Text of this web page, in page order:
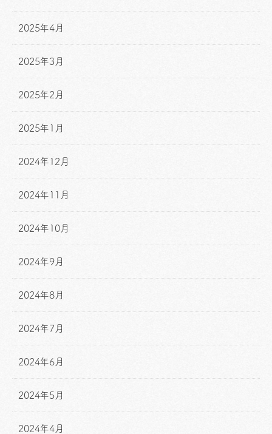
2025年4月
2025年3月
2025年2月
2025年1月
2024年12月
2024年11月
2024年10月
2024年9月
2024年8月
2024年7月
2024年6月
2024年5月
2024年4月